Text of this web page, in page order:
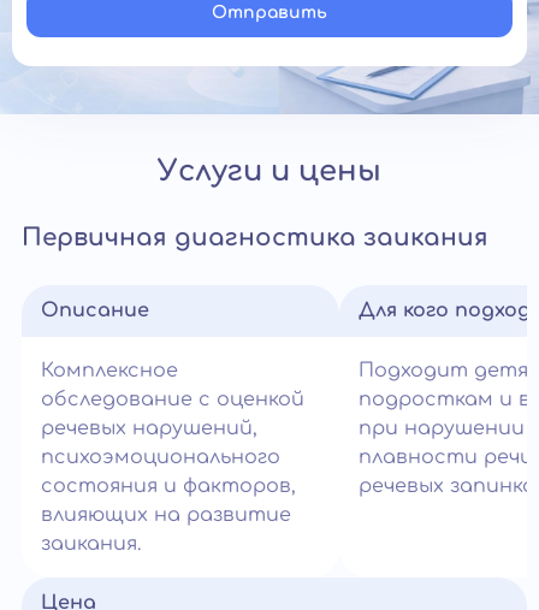
Отправить
Услуги и цены
Первичная диагностика заикания
Описание
Комплексное
обследование с оценкой
речевых нарушений,
психоэмоционального
состояния и факторов,
влияющих на развитие
заикания.
Для кого
Подходит
подросткам и
при нарушении
плавности речи
речевых
Цена